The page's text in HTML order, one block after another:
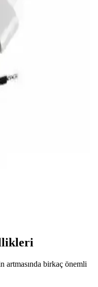
İçin Özel nsOne
Çözümü
nsOne anakart, orijinal
mümkün kılıyor ve eski
gerektirir.
Edilebilir Oyun
ve Pazar
sorunlarıyla
için alternatif
birkaç önemli